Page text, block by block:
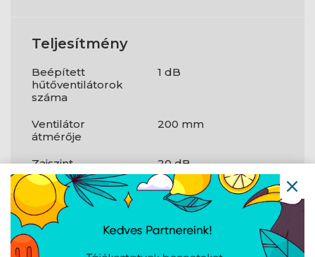
Teljesítmény
Beépített
hűtőventilátorok
száma
1 dB
Ventilátor
átmérője
200 mm
Zajszint
20 dB
Max. kompatibilis
képernyőméret
17 "
A weboldalon esetlegesen előforduló elektronikus feltöltési,